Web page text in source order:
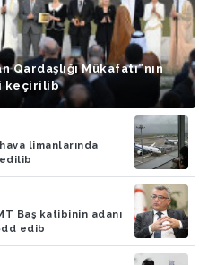
Mükafatı”nın
keçirilib
limanlarında
Baş katibinin adanı
edib